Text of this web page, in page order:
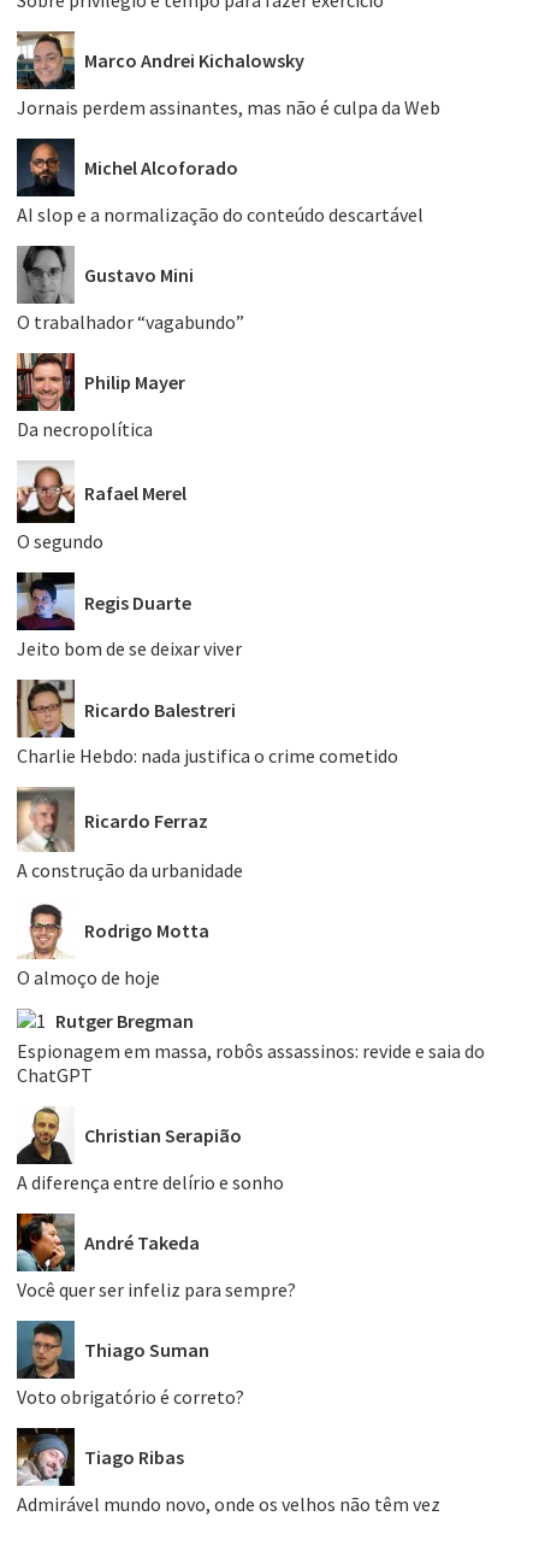
Marco Andrei Kichalowsky
Jornais perdem assinantes, mas não é culpa da Web
Michel Alcoforado
AI slop e a normalização do conteúdo descartável
Gustavo Mini
O trabalhador “vagabundo”
Philip Mayer
Da necropolítica
Rafael Merel
O segundo
Regis Duarte
Jeito bom de se deixar viver
Ricardo Balestreri
Charlie Hebdo: nada justifica o crime cometido
Ricardo Ferraz
A construção da urbanidade
Rodrigo Motta
O almoço de hoje
Rutger Bregman
Espionagem em massa, robôs assassinos: revide e saia do
ChatGPT
Christian Serapião
A diferença entre delírio e sonho
André Takeda
Você quer ser infeliz para sempre?
Thiago Suman
Voto obrigatório é correto?
Tiago Ribas
Admirável mundo novo, onde os velhos não têm vez